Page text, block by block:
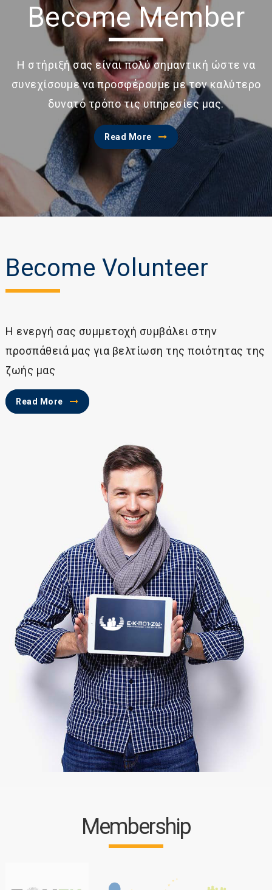
Become Member
Η στήριξή σας είναι πολύ σημαντική ώστε να
συνεχίσουμε να προσφέρουμε με τον καλύτερο
δυνατό τρόπο τις υπηρεσίες μας.
Read More
Become Volunteer
Η ενεργή σας συμμετοχή συμβάλει στην
προσπάθειά μας για βελτίωση της ποιότητας της
ζωής μας
Read More
Membership